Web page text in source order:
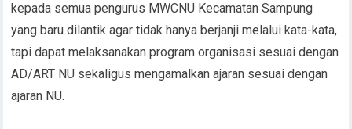
kepada semua pengurus MWCNU Kecamatan Sampung
yang baru dilantik agar tidak hanya berjanji melalui kata-kata,
tapi dapat melaksanakan program organisasi sesuai dengan
AD/ART NU sekaligus mengamalkan ajaran sesuai dengan
ajaran NU.